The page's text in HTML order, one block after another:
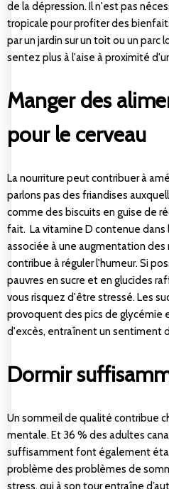
de la dépression. Il n'est pas
tropicale pour profiter des
par un jardin sur un toit ou un parc
sentez plus à l'aise à proximité
Manger des
pour le cerveau
La nourriture peut contribuer à
parlons pas des friandises
comme des biscuits en guise de
fait. La vitamine D contenue dans
associée à une augmentation
contribue à réguler l'humeur. Si
pauvres en sucre et en glucides
vous risquez d'être stressé. Les
provoquent des pics de glycémie
d'excès, entraînent un sentiment
Dormir
Un sommeil de qualité contribue
mentale. Et 36 % des adultes
suffisamment font également état
problème des problèmes de
stress, qui à son tour entraîne